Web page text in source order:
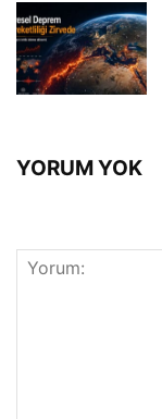
YORUM YOK